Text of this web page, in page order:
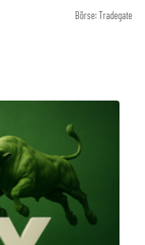
Börse: Tradegate